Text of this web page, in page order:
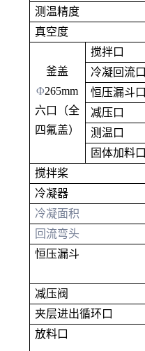
测温精度
真空度
釜盖
Φ265mm
六口（全
四氟盖）
搅拌口
冷凝回流口
恒压漏斗口
减压口
测温口
固体加料口
搅拌桨
冷凝器
冷凝面积
回流弯头
恒压漏斗
减压阀
夹层进出循环口
放料口